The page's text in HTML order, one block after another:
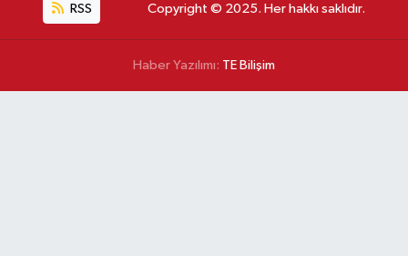
RSS Copyright © 2025. Her hakkı saklıdır.
Haber Yazılımı: TE Bilişim